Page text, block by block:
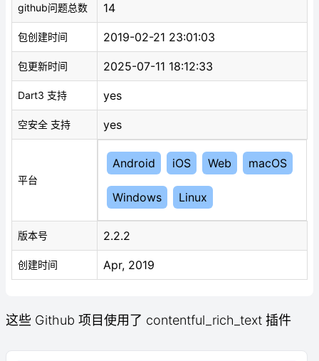
github问题总数 14
包创建时间 2019-02-21 23:01:03
包更新时间 2025-07-11 18:12:33
Dart3 支持 yes
空安全 支持 yes
平台
Android iOS Web macOS
Windows Linux
版本号 2.2.2
创建时间 Apr, 2019
这些 Github 项目使用了 contentful_rich_text 插件